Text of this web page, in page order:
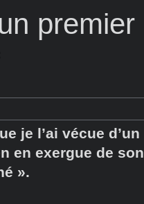
premier
je l’ai vécue d’un
en exergue de son
».